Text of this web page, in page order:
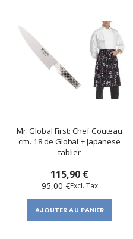
Mr. Global First: Chef Couteau
cm. 18 de Global + Japanese
tablier
115,90 €
95,00 €
AJOUTER AU PANIER